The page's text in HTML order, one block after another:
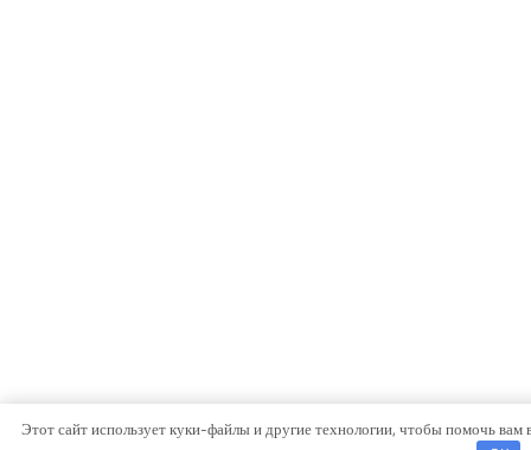
Этот сайт использует куки-файлы и другие технологии, чтобы помочь вам